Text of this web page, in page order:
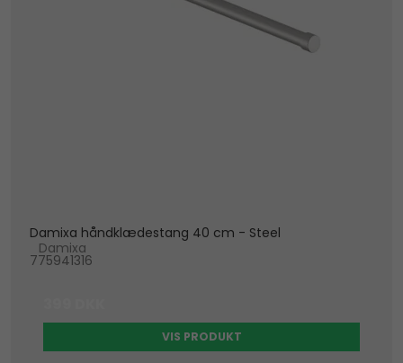
Damixa håndklædestang 40 cm - Steel
Damixa
775941316
VIS PRODUKT